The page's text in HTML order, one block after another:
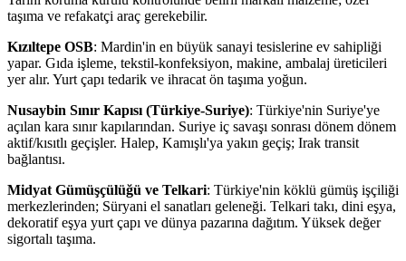
taşıma ve refakatçi araç gerekebilir.
Kızıltepe OSB: Mardin'in en büyük sanayi tesislerine ev sahipliği
yapar. Gıda işleme, tekstil-konfeksiyon, makine, ambalaj üreticileri
yer alır. Yurt çapı tedarik ve ihracat ön taşıma yoğun.
Nusaybin Sınır Kapısı (Türkiye-Suriye): Türkiye'nin Suriye'ye
açılan kara sınır kapılarından. Suriye iç savaşı sonrası dönem dönem
aktif/kısıtlı geçişler. Halep, Kamışlı'ya yakın geçiş; Irak transit
bağlantısı.
Midyat Gümüşçülüğü ve Telkari: Türkiye'nin köklü gümüş işçiliği
merkezlerinden; Süryani el sanatları geleneği. Telkari takı, dini eşya,
dekoratif eşya yurt çapı ve dünya pazarına dağıtım. Yüksek değer
sigortalı taşıma.